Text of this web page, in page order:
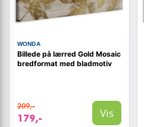
WONDA
Billede på lærred Gold Mosaic
bredformat med bladmotiv
209,-
179,- Vis